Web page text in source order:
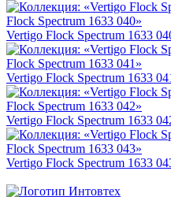
Vertigo Flock Spectrum 1633
Vertigo Flock Spectrum 1633
Vertigo Flock Spectrum 1633
Vertigo Flock Spectrum 1633